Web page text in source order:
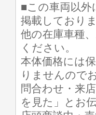
■この車両以
掲載しておりま
他の在庫車種
ください。
本体価格には
りませんので
問合わせ・来
を見た」とお